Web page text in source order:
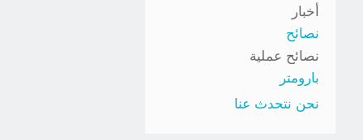
أخبار
نصائح
نصائح عملية
بارومتر
نحن نتحدث عنا